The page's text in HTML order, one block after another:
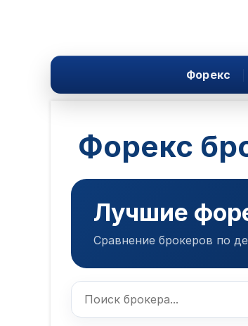
Форекс
Форекс
Лучшие
Сравнение брокеров по